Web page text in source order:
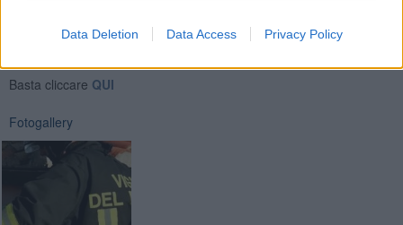
Data Deletion Data Access Privacy Policy
Newsletter QUInews - ToscanaMedia.Arriva gratis tutti i giorni
Basta cliccare QUI
Fotogallery